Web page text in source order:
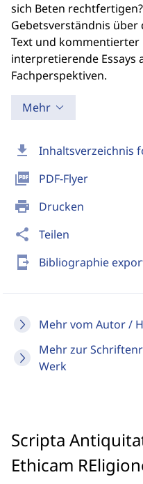
download Inhaltsverzeichnis
picture_as_pdf PDF-Flyer
print Drucken
share Teilen
send_to_mobile Bibliographie
Mehr vom Autor /
Mehr zur
Werk
sich Beten
Gebetsverständnis über
Text und
interpretierende Essays
Fachperspektiven.
Mehr
Scripta
Ethicam